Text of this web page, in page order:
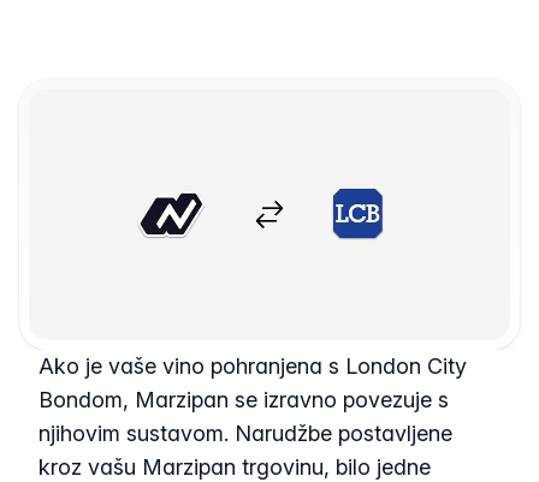
Ako je vaše vino pohranjena s London City
Bondom, Marzipan se izravno povezuje s
njihovim sustavom. Narudžbe postavljene
kroz vašu Marzipan trgovinu, bilo jedne